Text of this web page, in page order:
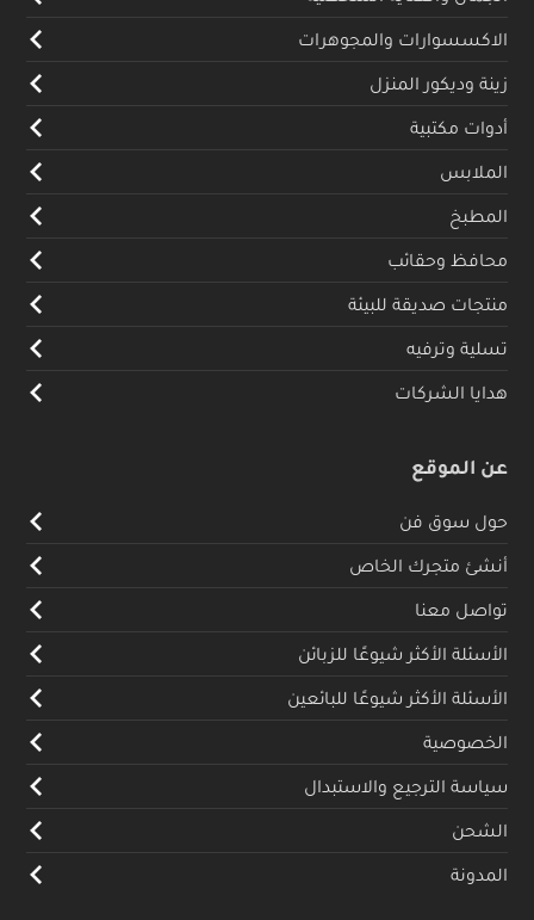
الاكسسوارات والمجوهرات
زينة وديكور المنزل
أدوات مكتبية
الملابس
المطبخ
محافظ وحقائب
منتجات صديقة للبيئة
تسلية وترفيه
هدايا الشركات
عن الموقع
حول سوق فن
أنشئ متجرك الخاص
تواصل معنا
الأسئلة الأكثر شيوعًا للزبائن
الأسئلة الأكثر شيوعًا للبائعين
الخصوصية
سياسة الترجيع والاستبدال
الشحن
المدونة